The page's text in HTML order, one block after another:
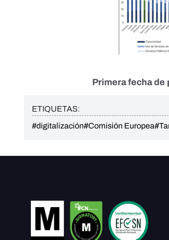
Primera fecha
ETIQUETAS:
#digitalización#Comisión Europea